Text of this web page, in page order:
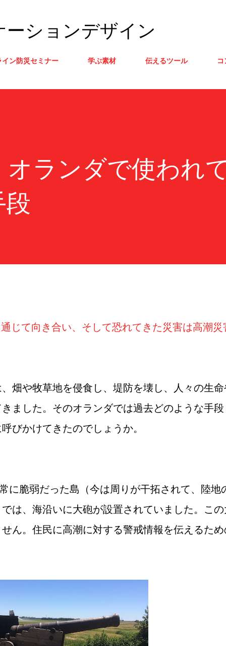
ションデザイン
イン防災セミナー 学ぶ素材 伝えるツール
ランダで使われ
段
じて向き合い、そして恐れてきた災害は高潮災
畑や牧草地を侵食し、堤防を壊し、人々の生命
ました。そのオランダでは過去どのような手段
びかけてきたのでしょうか。
に脆弱だった島（今は周りが干拓されて、陸地
は、海沿いに大砲が設置されていました。この
ん。住民に高潮に対する警戒情報を伝えるため